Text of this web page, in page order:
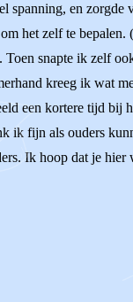
spanning, en
het zelf te
snapte ik zelf
kreeg ik wat
een kortere tijd bij
ik fijn als ouders
Ik hoop dat je hier